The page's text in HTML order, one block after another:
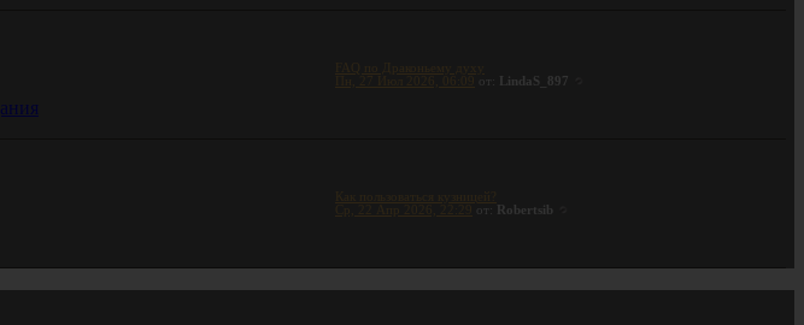
FAQ по Драконьему духу
от: LindaS_897
от: Robertsib